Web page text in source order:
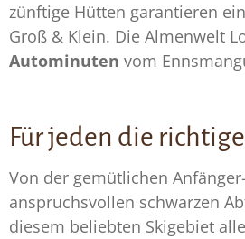
zünftige Hütten garantieren
Groß & Klein. Die Almenwelt
Autominuten vom
Für jeden die
Von der gemütlichen
anspruchsvollen schwarzen
diesem beliebten Skigebiet